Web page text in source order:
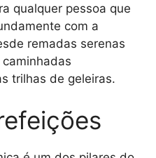
qualquer pessoa que
com a
remadas serenas
trilhas de geleiras.